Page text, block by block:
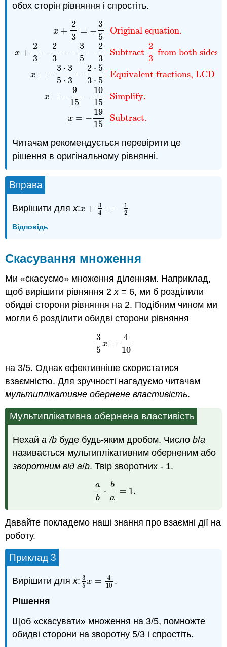
обох сторін рівняння і спростіть.
x +
2
3
= −
3
5
x +
2
3
−
2
3
= −
3
5
−
2
3
x = −
3 ⋅ 3
5 ⋅ 3
−
2 ⋅ 5
3 ⋅ 5
x = −
9
15
−
10
15
x = −
19
15
Original equation.
Subtract
2
3
from both sides.
Equivalent fractions, LCD =
Simplify.
Subtract.
Original equation. +2 3 =
Читачам рекомендується перевірити це
рішення в оригінальному рівнянні.
Вправа
Вирішити длях:x + 3
4
= − 1
2
x+3 4= −12
Відповідь
Скасування множення
Ми «скасуємо» множення діленням. Наприклад,
щоб вирішити рівняння 2х= 6, ми б розділили
обидві сторони рівняння на 2. Подібним чином ми
могли б розділити обидві сторони рівняння
3
5
x =
4
10
35x =4 10
на 3/5. Однак ефективніше скористатися
взаємністю. Для зручності нагадуємо читачам
мультиплікативне обернене властивість.
Мультиплікативна обернена властивість
Нехайa /b буде будь-яким дробом. Числоb/a
називається мультиплікативним оберненим або
зворотним від a/b. Твір зворотних - 1.
a
b
⋅
b
a
= 1.
a b ⋅ba=1.
Давайте покладемо наші знання про взаємні дії на
роботу.
Приклад 3
Вирішити длях: 3
5 x =
4
10
35x =410.
Рішення
Щоб «скасувати» множення на 3/5, помножте
обидві сторони на зворотну 5/3 і спростіть.